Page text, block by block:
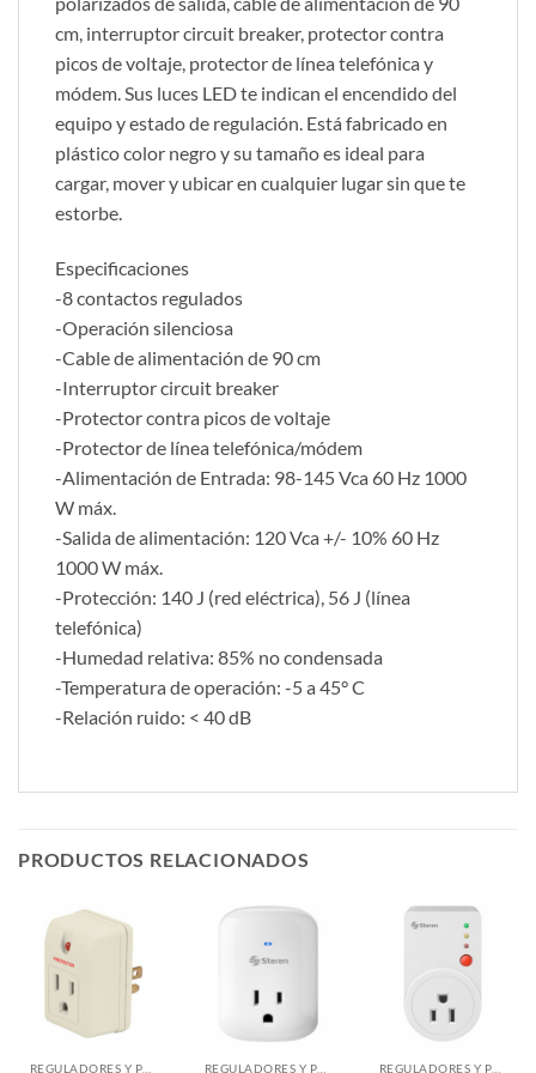
cm, interruptor circuit breaker, protector contra
picos de voltaje, protector de línea telefónica y
módem. Sus luces LED te indican el encendido del
equipo y estado de regulación. Está fabricado en
plástico color negro y su tamaño es ideal para
cargar, mover y ubicar en cualquier lugar sin que te
estorbe.
Especificaciones
-8 contactos regulados
-Operación silenciosa
-Cable de alimentación de 90 cm
-Interruptor circuit breaker
-Protector contra picos de voltaje
-Protector de línea telefónica/módem
-Alimentación de Entrada: 98-145 Vca 60 Hz 1000
W máx.
-Salida de alimentación: 120 Vca +/- 10% 60 Hz
1000 W máx.
-Protección: 140 J (red eléctrica), 56 J (línea
telefónica)
-Humedad relativa: 85% no condensada
-Temperatura de operación: -5 a 45° C
-Relación ruido: < 40 dB
PRODUCTOS RELACIONADOS